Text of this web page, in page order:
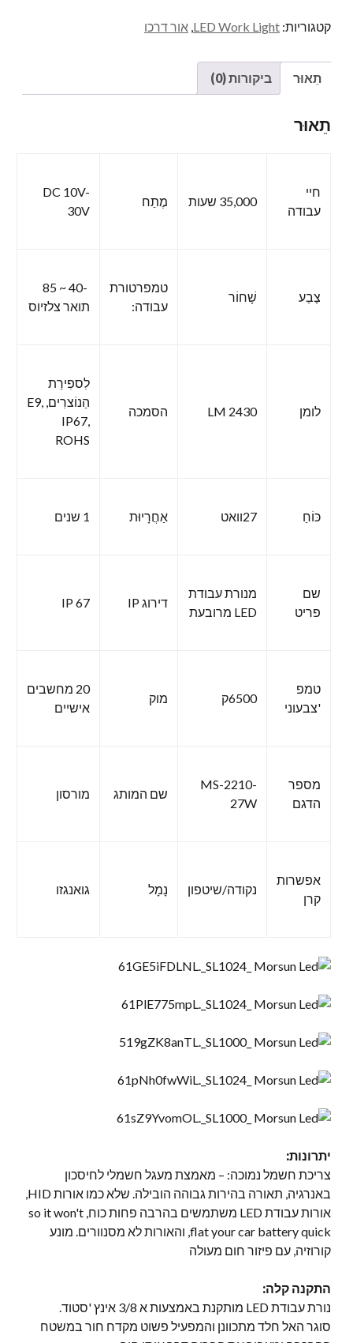
קטגוריות: LED Work Light אור דרכו
תֵאוּר ביקורות (0)
תֵאוּר
חיי
עבודה
35,000 שעות מֶתַח
DC 10V-
30V
צֶבַע שָׁחוֹר
טמפרטורת
עבודה:
-40 ~ 85
תואר צלזיוס
לומן 2430 LM הסמכה
לִספִירַת
הַנוֹצרִים, E9,
IP67,
ROHS
כּוֹחַ 27וואט אַחֲרָיוּת 1 שנים
שם
פריט
מנורת עבודת
LED מרובעת
דירוג IP IP 67
טמפ
'צבעוני
6500ק מוק
20 מחשבים
אישיים
מספר
הדגם
MS-2210-
27W
שם המותג מורסון
אפשרות
קרן
נקודה/שיטפון נָמָל גואנגזו
יתרונות:
צריכת חשמל נמוכה: – מאמצת מעגל חשמלי לחיסכון
אורות עבודת LED משתמשים בהרבה פחות כוח,
so it won't
flat your car battery quick , והאורות לא מסנוורים. מונע
קורוזיה, עם פיזור חום מעולה
התקנה קלה:
נורת עבודת LED מותקנת באמצעות א 3/8 אינץ 'סטוד.
סוגר האל חלד מתכוונן והמפעיל פשוט מקדח חור במשטח